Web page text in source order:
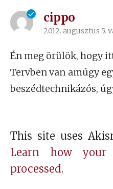
cippo
szerint:
2012. augusztus 5.
Én meg örülök, hogy
Tervben van amúgy
beszédtechnikázós,
This site uses
Learn how
processed.